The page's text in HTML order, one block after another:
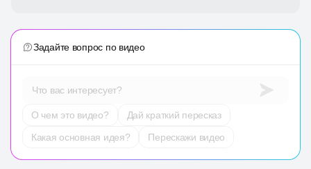
Задайте вопрос по видео
Что вас интересует?
О чем это видео?
Дай краткий пересказ
Какая основная идея?
Перескажи видео